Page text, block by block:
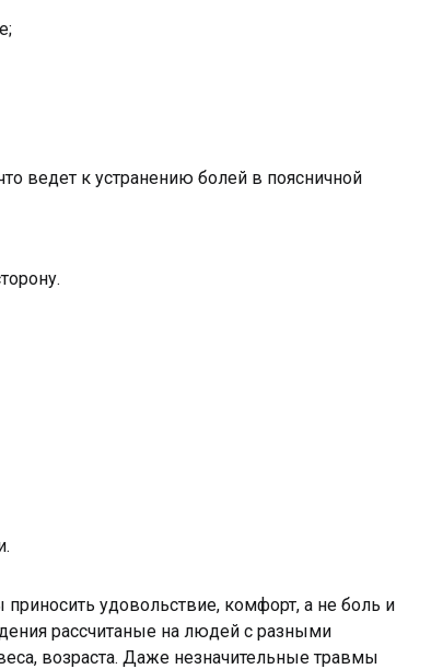
ведет к устранению болей в поясничной
удовольствие, комфорт, а не боль и
рассчитаные на людей с разными
возраста. Даже незначительные травмы